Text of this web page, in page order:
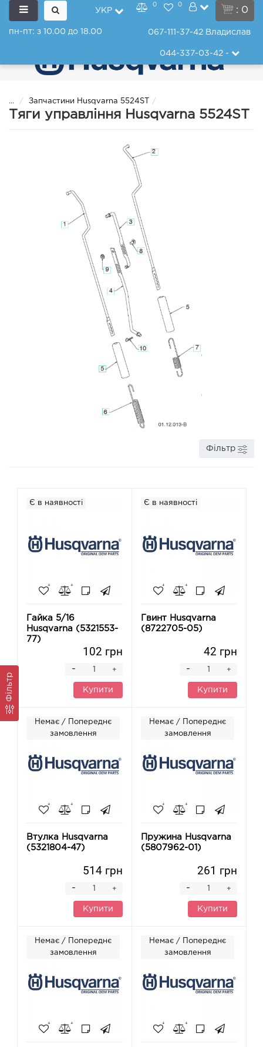
: 0
УКР
0 0
пн-пт: з 10.00 до 18.00 067-111-37-42 Владислав
044-337-03-42-
... Запчастини Husqvarna 5524ST
Тяги управління Husqvarna 5524ST
Фільтр
Фільтр
Є в наявності
Гайка 5/16
Husqvarna (5321553-
77)
102 грн
+
-
Купити
Є в наявності
Гвинт Husqvarna
(8722705-05)
42 грн
+
-
Купити
Немає / Попереднє
замовлення
Втулка Husqvarna
(5321804-47)
514 грн
+
-
Купити
Немає / Попереднє
замовлення
Пружина Husqvarna
(5807962-01)
261 грн
+
-
Купити
Немає / Попереднє
замовлення
Немає / Попереднє
замовлення